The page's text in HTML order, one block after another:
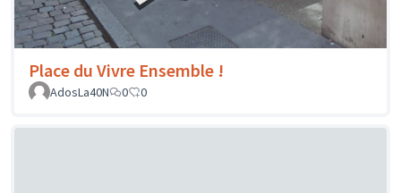
Place du Vivre Ensemble !
AdosLa40N 0 0